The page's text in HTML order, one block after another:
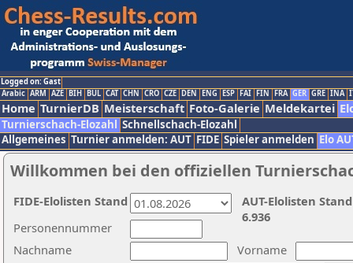
Logged on: Gast
Arabic ARM AZE BIH BUL CAT CHN CRO CZE DEN ENG ESP FAI FIN FRA GER GRE INA
Home TurnierDB Meisterschaft Foto-Galerie Meldekartei
Turnierschach-Elozahl Schnellschach-Elozahl
Allgemeines Turnier anmelden: AUT FIDE Spieler anmelden Elo
Willkommen bei den offiziellen
Nachname
Vorname
Personennummer
AUT-Elolisten
6.936
FIDE-Elolisten Stand